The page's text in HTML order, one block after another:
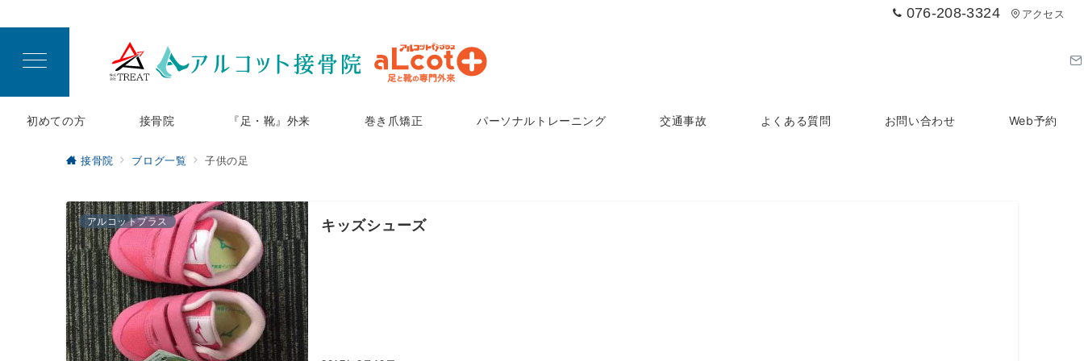
076-208-3324 アクセス
初めての方 接骨院 『足・靴』外来 巻き爪矯正 パーソナルトレーニング 交通事故 よくある質問 お問い合わせ Web予約
接骨院 ブログ一覧 子供の足
アルコットプラス キッズシューズ